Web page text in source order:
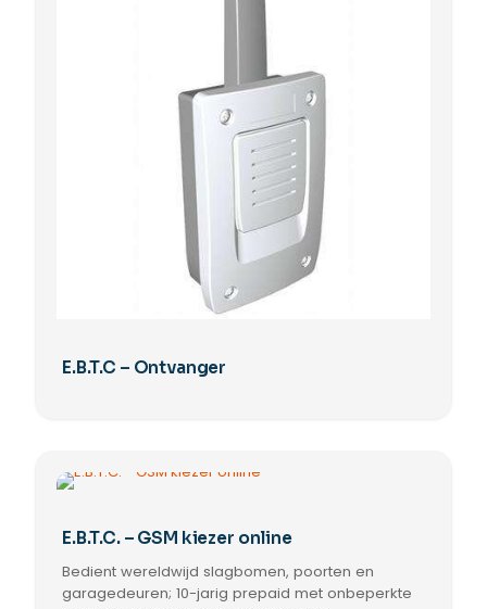
E.B.T.C – Ontvanger
E.B.T.C. – GSM kiezer online
Bedient wereldwijd slagbomen, poorten en
garagedeuren; 10-jarig prepaid met onbeperkte